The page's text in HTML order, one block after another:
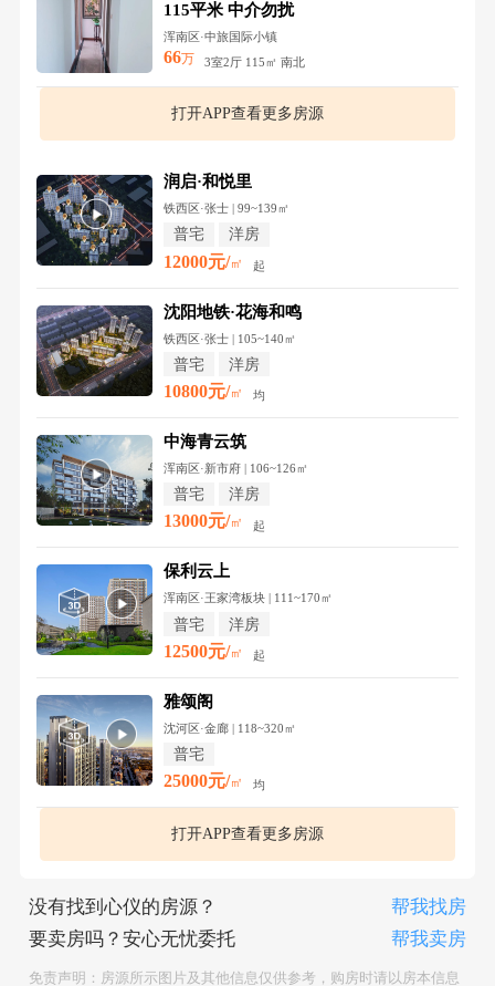
115平米 中介勿扰
浑南区·中旅国际小镇
66万 3室2厅 115㎡ 南北
打开APP查看更多房源
润启·和悦里
铁西区·张士 | 99~139㎡
普宅 洋房
12000元/㎡ 起
沈阳地铁·花海和鸣
铁西区·张士 | 105~140㎡
普宅 洋房
10800元/㎡ 均
中海青云筑
浑南区·新市府 | 106~126㎡
普宅 洋房
13000元/㎡ 起
保利云上
浑南区·王家湾板块 | 111~170㎡
普宅 洋房
12500元/㎡ 起
雅颂阁
沈河区·金廊 | 118~320㎡
普宅
25000元/㎡ 均
打开APP查看更多房源
没有找到心仪的房源？
帮我找房
要卖房吗？安心无忧委托
帮我卖房
免责声明：房源所示图片及其他信息仅供参考，购房时请以房本信息